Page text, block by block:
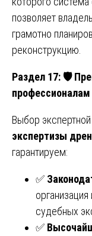
позволяет
грамотно
реконструкцию.
Раздел 17: 🛡️
Выбор
экспертизы
гарантируем:
✅
судебных
✅